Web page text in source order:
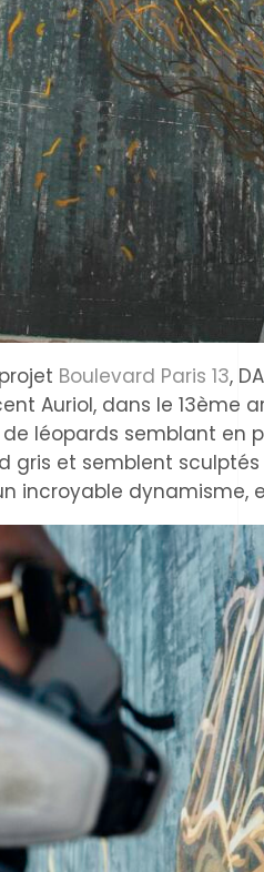
Boulevard Paris 13,
Auriol, dans le 13ème
léopards semblant en
gris et semblent
incroyable dynamisme,